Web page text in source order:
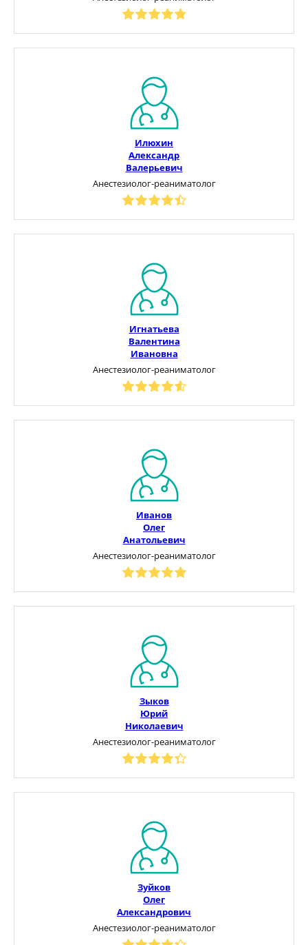
Илюхин
Александр
Валерьевич
Анестезиолог-реаниматолог
Игнатьева
Валентина
Ивановна
Анестезиолог-реаниматолог
Иванов
Олег
Анатольевич
Анестезиолог-реаниматолог
Зыков
Юрий
Николаевич
Анестезиолог-реаниматолог
Зуйков
Олег
Александрович
Анестезиолог-реаниматолог